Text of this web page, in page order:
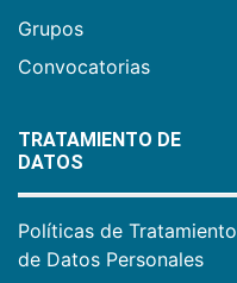
Grupos
Convocatorias
TRATAMIENTO DE
DATOS
Políticas de Tratamiento
de Datos Personales